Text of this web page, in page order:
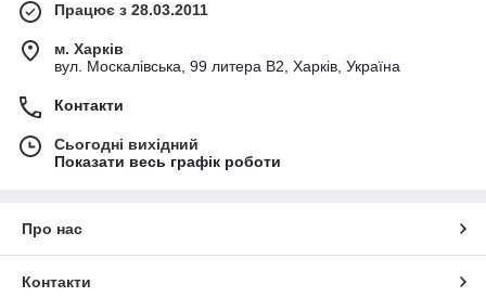
Працює з 28.03.2011
м. Харків
вул. Москалівська, 99 литера В2, Харків, Україна
Контакти
Сьогодні вихідний
Показати весь графік роботи
Про нас
Контакти